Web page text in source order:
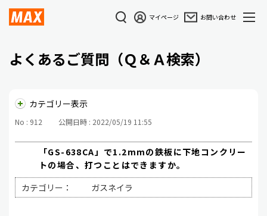
マイページ お問い合わせ
よくあるご質問（Ｑ＆Ａ検索）
カテゴリー表示
No : 912 公開日時 : 2022/05/19 11:55
「GS-638CA」で1.2mmの鉄板に下地コンクリー
トの場合、打つことはできますか。
カテゴリー：
ガスネイラ